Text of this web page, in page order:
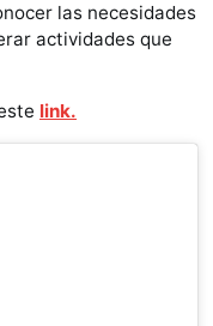
las necesidades
actividades que
link.